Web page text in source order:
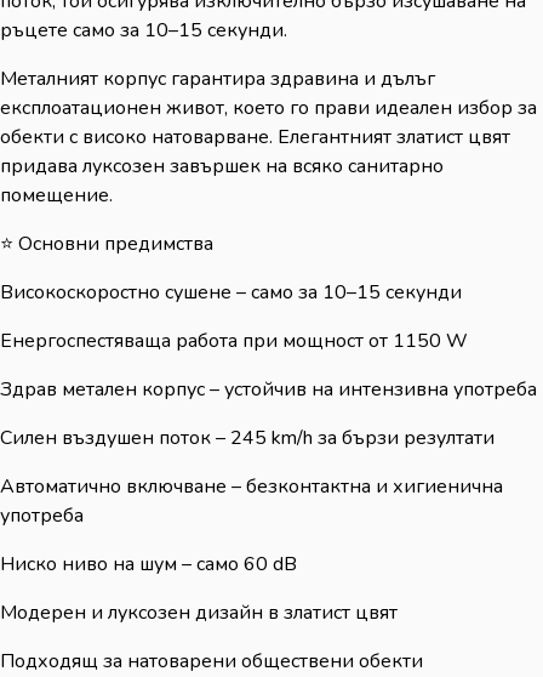
ръцете само за 10–15 секунди.
Металният корпус гарантира здравина и дълъг
експлоатационен живот, което го прави идеален избор за
обекти с високо натоварване. Елегантният златист цвят
придава луксозен завършек на всяко санитарно
помещение.
⭐ Основни предимства
Високоскоростно сушене – само за 10–15 секунди
Енергоспестяваща работа при мощност от 1150 W
Здрав метален корпус – устойчив на интензивна употреба
Силен въздушен поток – 245 km/h за бързи резултати
Автоматично включване – безконтактна и хигиенична
употреба
Ниско ниво на шум – само 60 dB
Модерен и луксозен дизайн в златист цвят
Подходящ за натоварени обществени обекти